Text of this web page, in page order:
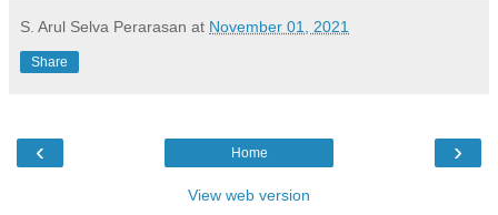
S. Arul Selva Perarasan at November 01, 2021
Share
‹ ›
Home
View web version